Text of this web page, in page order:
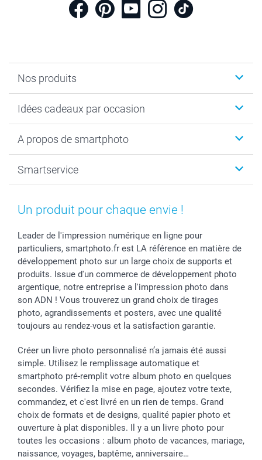
Nos produits
Calendrier photo & Agenda photo
Tirage photo & agrandissement
Faire-part & Cartes
Coques smartphone
Cadres photo & accessoires déco
Dénicheur d'idées cadeau
Idées cadeaux par occasion
Anniversaire
Naissance & baptême
Fête des Mères
Communion
Baptême
Toussaint
Rentrée des classes
Saint-Valentin
Vacances
A propos de smartphoto
Plan du site
Droit de rétraction
Vie privée
Gestion des cookies
Tarifs
Partenariats & Influence
Investisseurs
Smartservice
Aide
smartfriends
Livraison
Modes de paiement
Grandes quantités
Statut de ma commande
Un produit pour chaque envie !
Leader de l'impression numérique en ligne pour
particuliers, smartphoto.fr est LA référence en matière de
développement photo sur un large choix de supports et
produits. Issue d'un commerce de développement photo
argentique, notre entreprise a l'impression photo dans
son ADN ! Vous trouverez un grand choix de tirages
photo, agrandissements et posters, avec une qualité
toujours au rendez-vous et la satisfaction garantie.
Créer un livre photo personnalisé n’a jamais été aussi
simple. Utilisez le remplissage automatique et
smartphoto pré-remplit votre album photo en quelques
secondes. Vérifiez la mise en page, ajoutez votre texte,
commandez, et c'est livré en un rien de temps. Grand
choix de formats et de designs, qualité papier photo et
ouverture à plat disponibles. Il y a un livre photo pour
toutes les occasions : album photo de vacances, mariage,
naissance, voyages, baptême, anniversaire…